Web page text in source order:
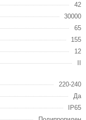
42
30000
65
155
12
220-240
Да
IP65